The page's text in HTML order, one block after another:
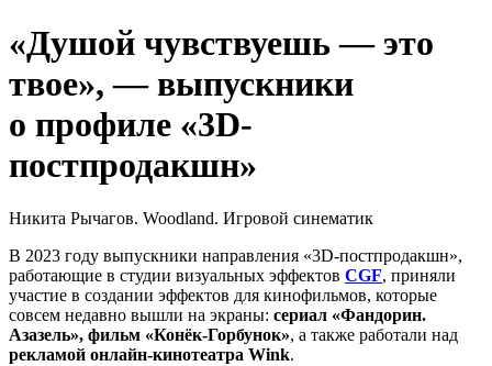
«Душой чувствуешь — это
твое», — выпускники
о профиле «3D-
постпродакшн»
Никита Рычагов. Woodland. Игровой синематик
В 2023 году выпускники направления «3D-постпродакшн»,
работающие в студии визуальных эффектов CGF, приняли
участие в создании эффектов для кинофильмов, которые
совсем недавно вышли на экраны: сериал «Фандорин.
Азазель», фильм «Конёк-Горбунок», а также работали над
рекламой онлайн-кинотеатра Wink.